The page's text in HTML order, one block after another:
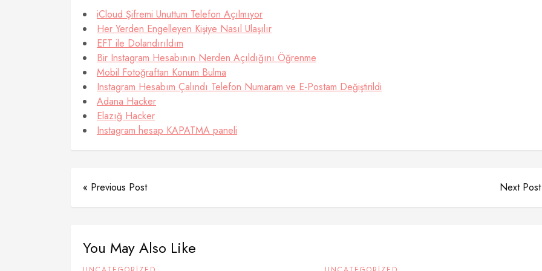
iCloud Şifremi Unuttum Telefon Açılmıyor
Her Yerden Engelleyen Kişiye Nasıl Ulaşılır
EFT ile Dolandırıldım
Bir Instagram Hesabının Nerden Açıldığını Öğrenme
Mobil Fotoğraftan Konum Bulma
Instagram Hesabım Çalındı Telefon Numaram ve E-Postam Değiştirildi
Adana Hacker
Elazığ Hacker
Instagram hesap KAPATMA paneli
« Previous Post Next
You May Also Like